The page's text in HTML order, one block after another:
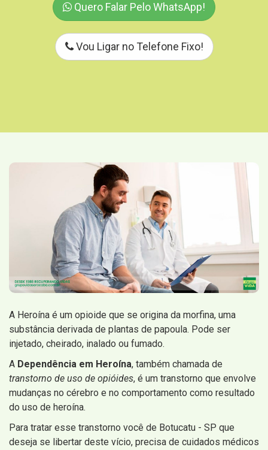
Quero Falar Pelo WhatsApp!
Vou Ligar no Telefone Fixo!
A Heroína é um opioide que se origina da morfina, uma
substância derivada de plantas de papoula. Pode ser
injetado, cheirado, inalado ou fumado.
A Dependência em Heroína, também chamada de
transtorno de uso de opióides, é um transtorno que envolve
mudanças no cérebro e no comportamento como resultado
do uso de heroína.
Para tratar esse transtorno você de Botucatu - SP que
deseja se libertar deste vício, precisa de cuidados médicos